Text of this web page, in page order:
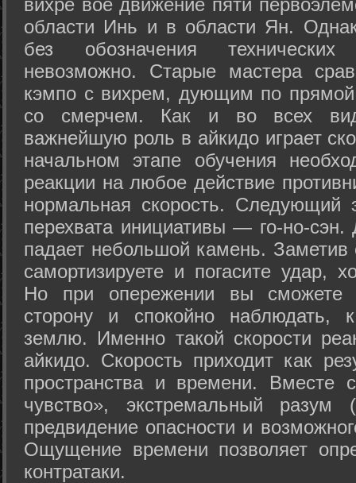
области Инь и в области Ян.
без обозначения
невозможно. Старые мастера
кэмпо с вихрем, дующим по
со смерчем. Как и во всех
важнейшую роль в айкидо играет
начальном этапе обучения
реакции на любое действие
нормальная скорость.
перехвата инициативы — го-но-
падает небольшой камень.
самортизируете и погасите удар,
Но при опережении вы сможете
сторону и спокойно наблюдать,
землю. Именно такой скорости
айкидо. Скорость приходит как
пространства и времени. Вместе
чувство», экстремальный разум
предвидение опасности и
Ощущение времени позволяет
контратаки.